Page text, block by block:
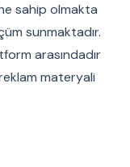
sahip olmakta
sunmaktadır.
arasındadır
materyali